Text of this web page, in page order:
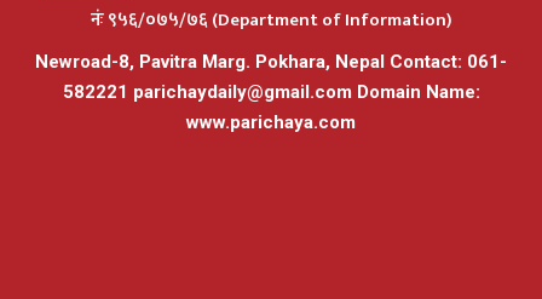
नंः ९५६/०७५/७६ (Department of Information)
Newroad-8, Pavitra Marg. Pokhara, Nepal Contact: 061-
582221 parichaydaily@gmail.comDomain Name:
www.parichaya.com